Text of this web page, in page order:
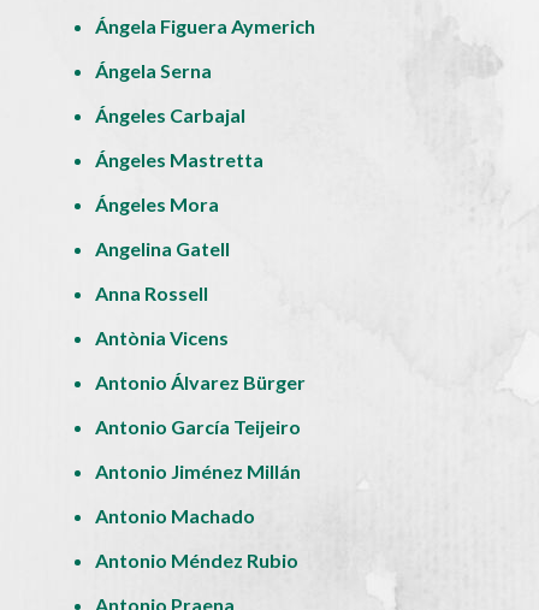
Ángela Figuera Aymerich
Ángela Serna
Ángeles Carbajal
Ángeles Mastretta
Ángeles Mora
Angelina Gatell
Anna Rossell
Antònia Vicens
Antonio Álvarez Bürger
Antonio García Teijeiro
Antonio Jiménez Millán
Antonio Machado
Antonio Méndez Rubio
Antonio Praena